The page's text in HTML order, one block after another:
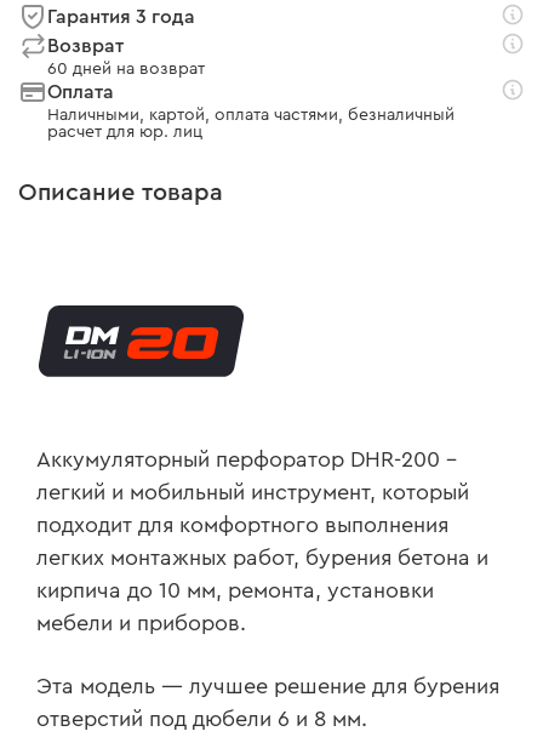
Гарантия 3 года
Возврат
60 дней на возврат
Оплата
Наличными, картой, оплата частями, безналичный
расчет для юр. лиц
Описание товара
Аккумуляторный перфоратор DHR-200 –
легкий и мобильный инструмент, который
подходит для комфортного выполнения
легких монтажных работ, бурения бетона и
кирпича до 10 мм, ремонта, установки
мебели и приборов.
Эта модель — лучшее решение для бурения
отверстий под дюбели 6 и 8 мм.